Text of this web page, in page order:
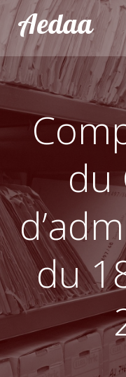
Aedaa
du
du